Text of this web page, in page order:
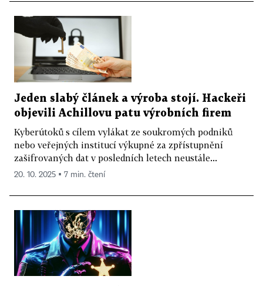
Jeden slabý článek a výroba stojí. Hackeři
objevili Achillovu patu výrobních firem
Kyberútoků s cílem vylákat ze soukromých podniků
nebo veřejných institucí výkupné za zpřístupnění
zašifrovaných dat v posledních letech neustále...
20. 10. 2025 ▪ 7 min. čtení